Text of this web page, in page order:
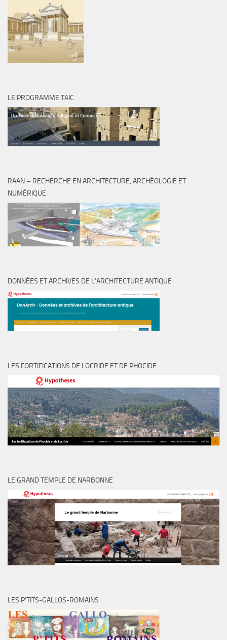
LE PROGRAMME TAIC
RAAN – RECHERCHE EN ARCHITECTURE, ARCHÉOLOGIE ET
NUMÉRIQUE
DONNÉES ET ARCHIVES DE L’ARCHITECTURE ANTIQUE
LES FORTIFICATIONS DE LOCRIDE ET DE PHOCIDE
LE GRAND TEMPLE DE NARBONNE
LES P’TITS-GALLOS-ROMAINS